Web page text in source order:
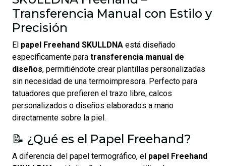
Transferencia Manual con Estilo y
Precisión
El papel Freehand SKULLDNA está diseñado
específicamente para transferencia manual de
diseños, permitiéndote crear plantillas personalizadas
sin necesidad de una termoimpresora. Perfecto para
tatuadores que prefieren el trazo libre, calcos
personalizados o diseños elaborados a mano
directamente sobre la piel.
📝 ¿Qué es el Papel Freehand?
A diferencia del papel termográfico, el papel Freehand